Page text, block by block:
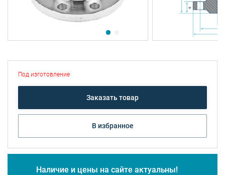
Под изготовление
Заказать товар
В избранное
Наличие и цены на сайте актуальны!